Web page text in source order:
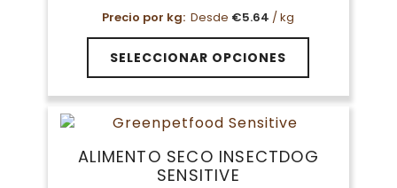
en
la
página
de
producto
precios:
desde
€3.06
hasta
Precio por kg: Desde €5.64 / kg
SELECCIONAR OPCIONES
Este
producto
tiene
múltiples
variantes.
opciones
ALIMENTO SECO INSECTDOG
SENSITIVE